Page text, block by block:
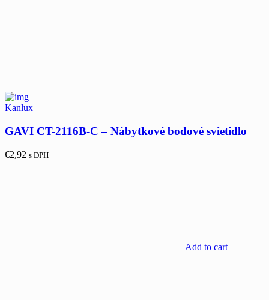
Kanlux
GAVI CT-2116B-C – Nábytkové bodové svietidlo
€2,92 s DPH
Add to cart